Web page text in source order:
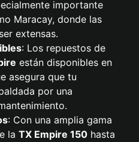
importante
Maracay, donde las
extensas.
: Los repuestos de
están disponibles en
asegura que tu
por una
: Con una amplia gama
la TX Empire 150 hasta